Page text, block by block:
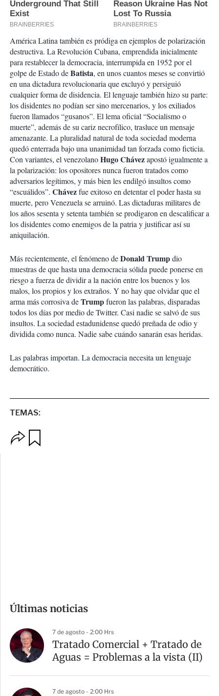
América Latina también es pródiga en ejemplos de polarización
destructiva. La Revolución Cubana, emprendida inicialmente
para restablecer la democracia, interrumpida en 1952 por el
golpe de Estado deBatista, en unos cuantos meses se convirtió
en una dictadura revolucionaria que excluyó y persiguió
cualquier forma de disidencia. El lenguaje también hizo su parte:
los disidentes no podían ser sino mercenarios, y los exiliados
fueron llamados “gusanos”. El lema oficial “Socialismo o
muerte”, además de su cariz necrofílico, trasluce un mensaje
amenazante. La pluralidad natural de toda sociedad moderna
quedó enterrada bajo una unanimidad tan forzada como ficticia.
Con variantes, el venezolanoHugoChávezapostó igualmente a
la polarización: los opositores nunca fueron tratados como
adversarios legítimos, y más bien les endilgó insultos como
“escuálidos”. Chávezfue exitoso en detentar el poder hasta su
muerte, pero Venezuela se arruinó. Las dictaduras militares de
los años sesenta y setenta también se prodigaron en descalificar a
los disidentes como enemigos de la patria y justificar así su
aniquilación.
Más recientemente, el fenómeno deDonaldTrumpdio
muestras de que hasta una democracia sólida puede ponerse en
riesgo a fuerza de dividir a la nación entre los buenos y los
malos, los propios y los extraños. Y no hay que olvidar que el
arma más corrosiva deTrumpfueron las palabras, disparadas
todos los días por medio de Twitter. Casi nadie se salvó de sus
insultos. La sociedad estadunidense quedó preñada de odio y
dividida como nunca. Nadie sabe cuándo sanarán esas heridas.
Las palabras importan. La democracia necesita un lenguaje
democrático.
TEMAS:
p
p
a
r
t
Últimas noticias
7 de agosto - 2:00 Hrs
Tratado Comercial + Tratado de
Aguas = Problemas a la vista (II)
7 de agosto - 2:00 Hrs